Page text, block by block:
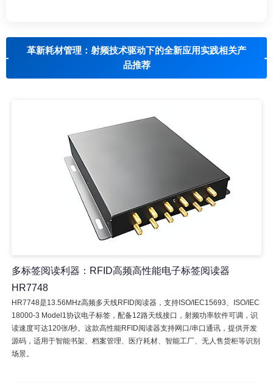
革新耗材管理：射频技术驱动下的全新应用实践相关产
品推荐
多标签阅读利器：RFID高频高性能电子标签阅读器
HR7748
HR7748是13.56MHz高频多天线RFID阅读器，支持ISO/IEC15693、ISO/IEC
18000-3 Model1协议电子标签，配备12路天线接口，射频功率软件可调，识
读速度可达120张/秒。这款高性能RFID阅读器支持网口/串口通讯，提供开发
源码，适用于智能书架、档案管理、医疗耗材、智能工厂、无人售货柜等识别
场景。